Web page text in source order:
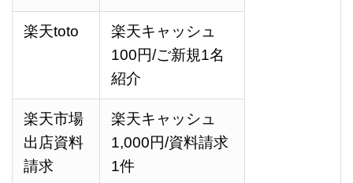
楽天toto
楽天キャッシュ
100円/ご新規1名
紹介
楽天市場
出店資料
請求
楽天キャッシュ
1,000円/資料請求
1件